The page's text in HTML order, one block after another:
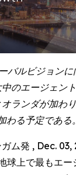
バルビジョン
のエージェン
ランダが加わ
わる予定である。
ム発 , Dec.
球上で最もエー